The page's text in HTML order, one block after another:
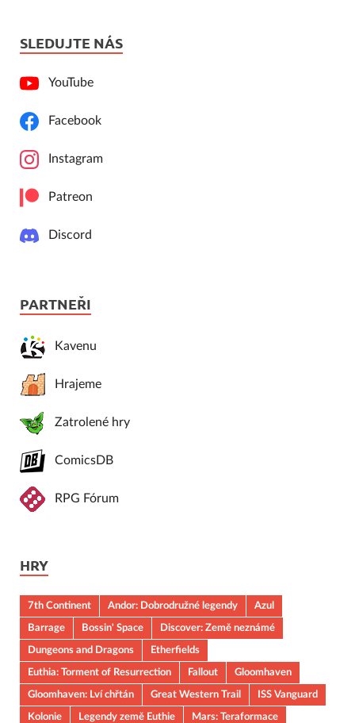
SLEDUJTE NÁS
YouTube
Facebook
Instagram
Patreon
Discord
PARTNEŘI
Kavenu
Hrajeme
Zatrolené hry
ComicsDB
RPG Fórum
HRY
7th Continent Andor: Dobrodružné legendy
Azul
Barrage
Bossin' Space
Discover: Země neznámé
Dungeons and Dragons
Etherfields
Euthia: Torment of Resurrection
Fallout
Gloomhaven
Gloomhaven: Lví chřtán
Great Western Trail
ISS Vanguard
Kolonie
Legendy země Euthie Mars: Teraformace